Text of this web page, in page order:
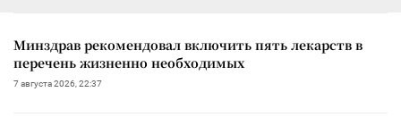
Минздрав рекомендовал включить пять лекарств в
перечень жизненно необходимых
7 августа 2026, 22:37